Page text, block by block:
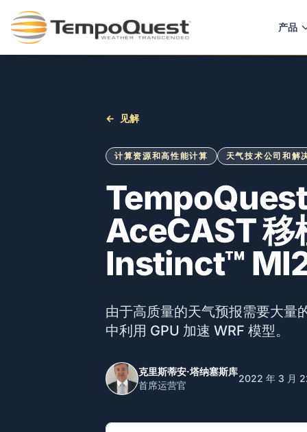
产品
← 见解
计算资源和高性能计算 天气技术公司和解
AceCAST 移
Instinct™
由于高质量的天气预报需要大量
中利用 GPU 加速 WRF 模型。
克里斯蒂安·塔纳塞斯库
首席运营官
2022 年 3 月